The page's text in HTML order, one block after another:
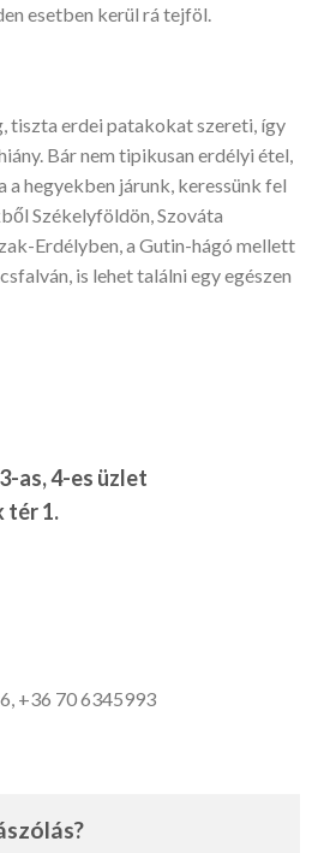
esetben kerül rá tejföl.
tiszta erdei patakokat szereti, így
Bár nem tipikusan erdélyi étel,
a hegyekben járunk, keressünk fel
Székelyföldön, Szováta
Erdélyben, a Gutin-hágó mellett
is lehet találni egy egészen
as, 4-es üzlet
tér 1.
+36 70 6345993